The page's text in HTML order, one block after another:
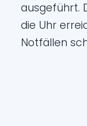
ausgeführt.
die Uhr
Notfällen